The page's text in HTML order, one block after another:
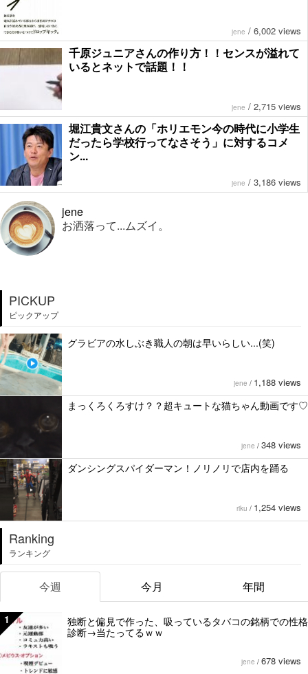
jene / 6,002 views
千原ジュニアさんの作り方！！センスが溢れて
いるとネットで話題！！
jene / 2,715 views
堀江貴文さんの「ホリエモン今の時代に小学生
だったら学校行ってなさそう」に対するコメ
ン...
jene / 3,186 views
jene
お洒落って...ムズイ。
PICKUP
ピックアップ
グラビアの水しぶき職人の朝は早いらしい...(笑)
jene / 1,188 views
まっくろくろすけ？？超キュートな猫ちゃん動画です♡
jene / 348 views
ダンシングスパイダーマン！ノリノリで店内を踊る
riku / 1,254 views
Ranking
ランキング
今週 今月 年間
1
独断と偏見で作った、吸っているタバコの銘柄での性格
診断→当たってるｗｗ
jene / 678 views